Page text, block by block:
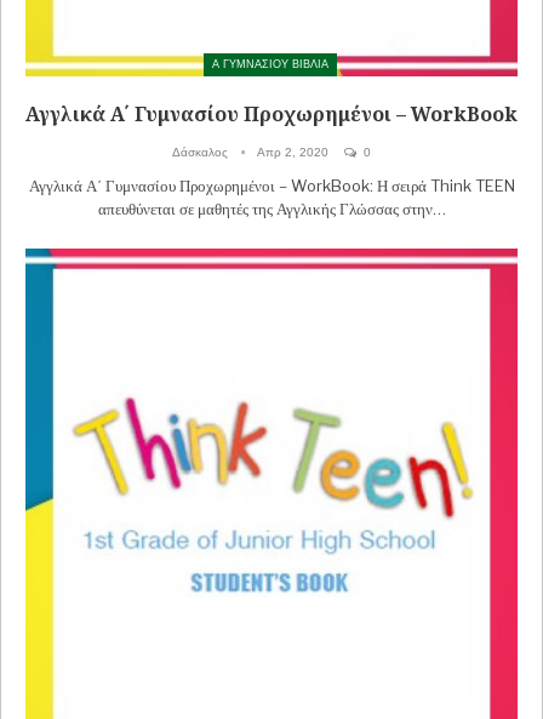
Α ΓΥΜΝΑΣΙΟΥ ΒΙΒΛΙΑ
Αγγλικά Α΄ Γυμνασίου Προχωρημένοι – WorkBook
Δάσκαλος Απρ 2, 2020 0
Αγγλικά Α΄ Γυμνασίου Προχωρημένοι – WorkBook: Η σειρά Think TEEN
απευθύνεται σε μαθητές της Αγγλικής Γλώσσας στην…